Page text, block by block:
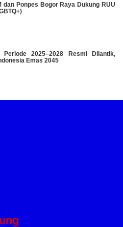
dan Ponpes Bogor Raya Dukung RUU
2025–2028 Resmi Dilantik,
Emas 2045